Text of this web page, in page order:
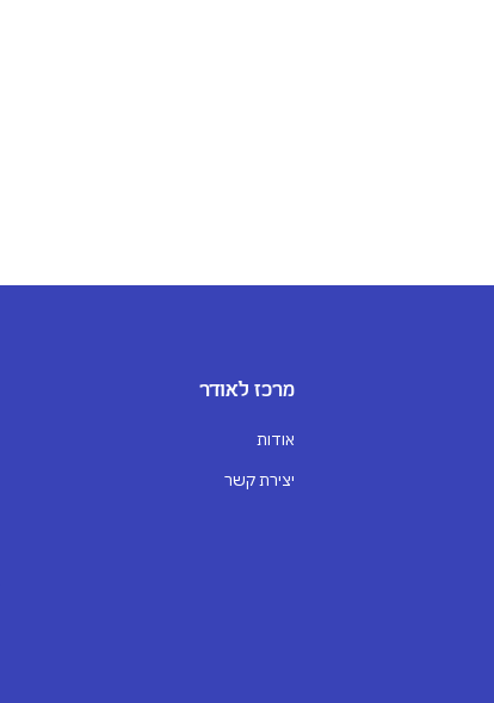
מרכז לאודר
אודות
יצירת קשר